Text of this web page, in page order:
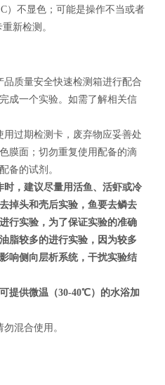
C）不显色；可能是操作不当或者
新检测。
品质量安全快速检测箱进行配合
成一个实验。如需了解相关信
用过期检测卡，废弃物应妥善处
膜面；切勿重复使用配备的滴
的试剂。
，建议尽量用活鱼、活虾或冷
头和壳后实验，鱼要去鳞去
实验，为了保证实验的准确
脂较多的进行实验，因为较多
侧向层析系统，干扰实验结
，可提供微温（30-40℃）的水浴加
合使用。